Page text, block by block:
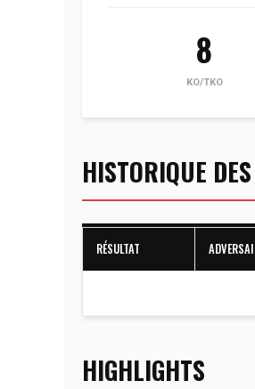
8
KO/TKO
HISTORIQUE
RÉSULTAT
HIGHLIGHTS